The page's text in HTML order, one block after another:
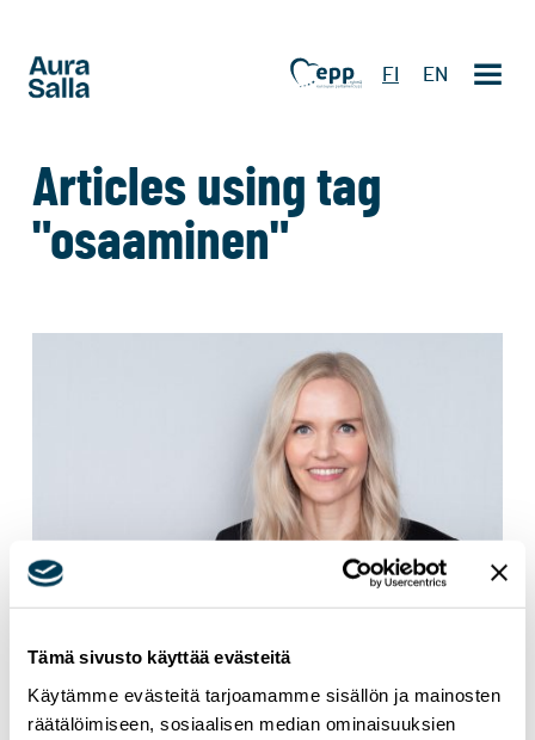
Tämä sivusto käyttää evästeitä
Käytämme evästeitä tarjoamamme sisällön ja mainosten
räätälöimiseen, sosiaalisen median ominaisuuksien
FI EN
Articles using tag
"osaaminen"